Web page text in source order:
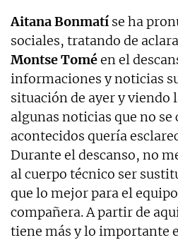
Aitana Bonmatí se ha
sociales, tratando de
Montse Toméen el
informaciones y noticias
situación de ayer y viendo
algunas noticias que no se
acontecidos quería
Durante el descanso, no
al cuerpo técnico ser
que lo mejor para el
compañera. A partir de
tiene más y lo importante